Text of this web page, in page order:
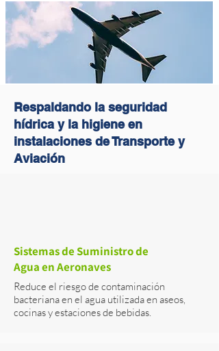
Respaldando la seguridad
hídrica y la higiene en
instalaciones de Transporte y
Aviación
Sistemas de Suministro de
Agua en Aeronaves
Reduce el riesgo de contaminación
bacteriana en el agua utilizada en aseos,
cocinas y estaciones de bebidas.